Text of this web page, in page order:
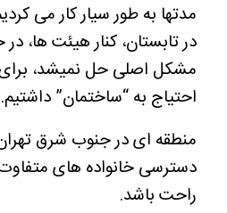
مدتها به طور سیار کار می
در تابستان، کنار هیئت ها،
مشکل اصلی حل نمیشد، برای
احتیاج به “ساختمان” داشتیم.
منطقه ای در جنوب شرق
دسترسی خانواده های
راحت باشد.